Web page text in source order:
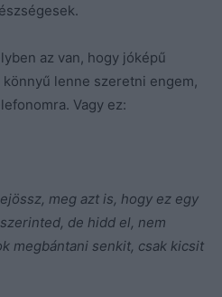
az van, hogy jóképű
lenne szeretni engem,
Vagy ez:
meg azt is, hogy ez egy
de hidd el, nem
megbántani senkit, csak kicsit